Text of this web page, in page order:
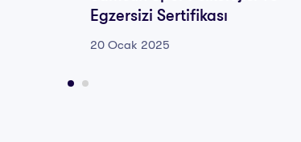
Egzersizi Sertifikası
20 Ocak 2025